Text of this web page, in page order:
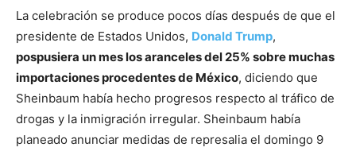
La celebración se produce pocos días después de que el
presidente de Estados Unidos, Donald Trump,
pospusiera un mes los aranceles del 25% sobre muchas
importaciones procedentes de México, diciendo que
Sheinbaum había hecho progresos respecto al tráfico de
drogas y la inmigración irregular. Sheinbaum había
planeado anunciar medidas de represalia el domingo 9